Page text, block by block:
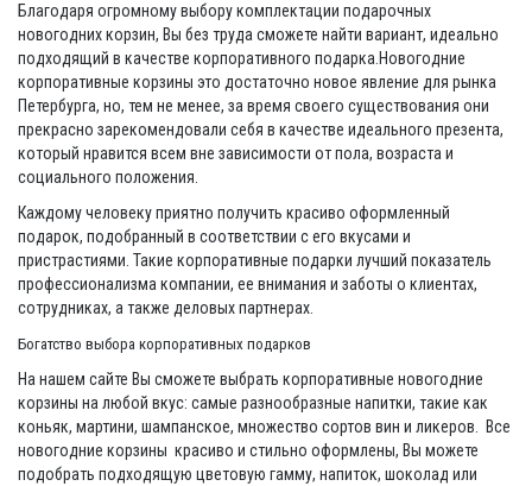
Благодаря огромному выбору комплектации подарочных
новогодних корзин, Вы без труда сможете найти вариант, идеально
подходящий в качестве корпоративного подарка.Новогодние
корпоративные корзины это достаточно новое явление для рынка
Петербурга, но, тем не менее, за время своего существования они
прекрасно зарекомендовали себя в качестве идеального презента,
который нравится всем вне зависимости от пола, возраста и
социального положения.
Каждому человеку приятно получить красиво оформленный
подарок, подобранный в соответствии с его вкусами и
пристрастиями. Такие корпоративные подарки лучший показатель
профессионализма компании, ее внимания и заботы о клиентах,
сотрудниках, а также деловых партнерах.
Богатство выбора корпоративных подарков
На нашем сайте Вы сможете выбрать корпоративные новогодние
корзины на любой вкус: самые разнообразные напитки, такие как
коньяк, мартини, шампанское, множество сортов вин и ликеров. Все
новогодние корзины красиво и стильно оформлены, Вы можете
подобрать подходящую цветовую гамму, напиток, шоколад или